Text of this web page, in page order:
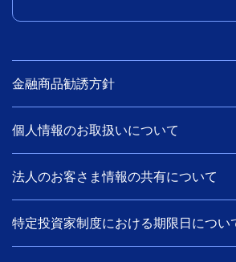
金融商品勧誘方針
個人情報のお取扱いについて
法人のお客さま情報の共有について
特定投資家制度における期限日につい